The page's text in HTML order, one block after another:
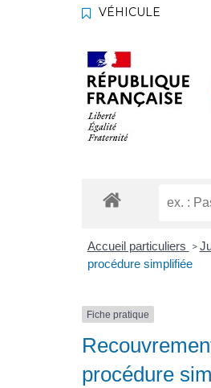
VÉHICULE
Accueil particuliers >
procédure simplifiée
Fiche pratique
procédure